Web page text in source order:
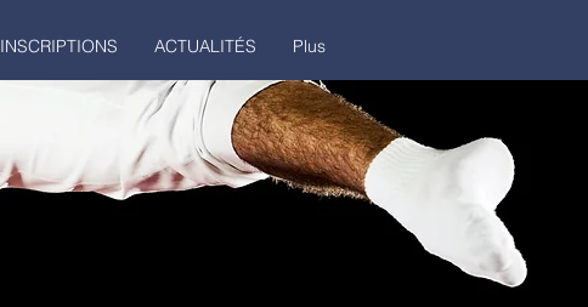
INSCRIPTIONS ACTUALITÉS Plus